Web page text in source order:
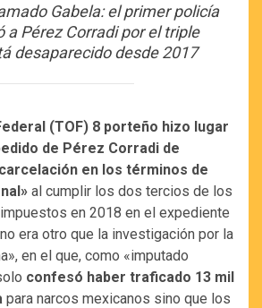
Gabela: el primer policía
a Pérez Corradi por el triple
desaparecido desde 2017
(TOF) 8 porteño hizo lugar
de Pérez Corradi de
en los términos de
al cumplir los dos tercios de los
en 2018 en el expediente
era otro que la investigación por la
en el que, como «imputado
confesó haber traficado 13 mil
para narcos mexicanos sino que los